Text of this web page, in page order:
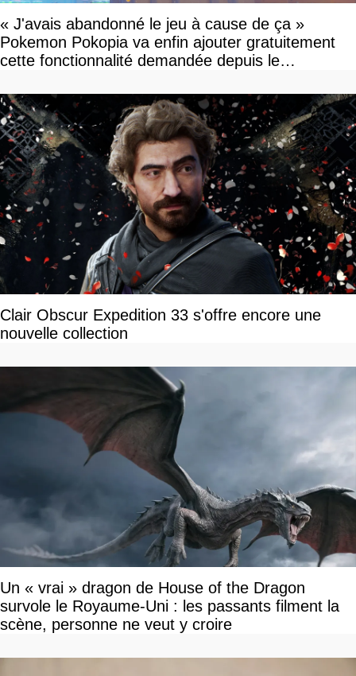
« J'avais abandonné le jeu à cause de ça »
Pokemon Pokopia va enfin ajouter gratuitement
cette fonctionnalité demandée depuis le
Clair Obscur Expedition 33 s'offre encore une
nouvelle collection
Un « vrai » dragon de House of the Dragon
survole le Royaume-Uni : les passants filment la
scène, personne ne veut y croire